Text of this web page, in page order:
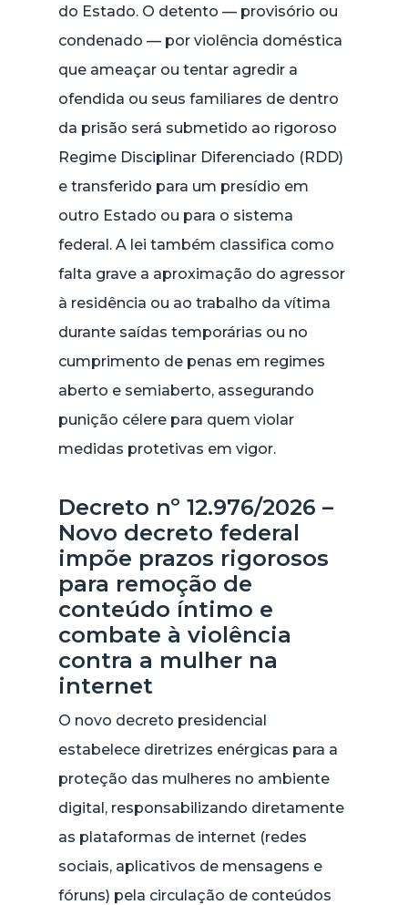
do Estado. O detento — provisório ou
condenado — por violência doméstica
que ameaçar ou tentar agredir a
ofendida ou seus familiares de dentro
da prisão será submetido ao rigoroso
Regime Disciplinar Diferenciado (RDD)
e transferido para um presídio em
outro Estado ou para o sistema
federal. A lei também classifica como
falta grave a aproximação do agressor
à residência ou ao trabalho da vítima
durante saídas temporárias ou no
cumprimento de penas em regimes
aberto e semiaberto, assegurando
punição célere para quem violar
medidas protetivas em vigor.
Decreto nº 12.976/2026 –
Novo decreto federal
impõe prazos rigorosos
para remoção de
conteúdo íntimo e
combate à violência
contra a mulher na
internet
O novo decreto presidencial
estabelece diretrizes enérgicas para a
proteção das mulheres no ambiente
digital, responsabilizando diretamente
as plataformas de internet (redes
sociais, aplicativos de mensagens e
fóruns) pela circulação de conteúdos